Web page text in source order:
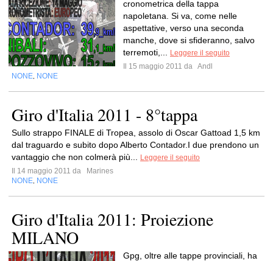
cronometrica della tappa
napoletana. Si va, come nelle
aspettative, verso una seconda
manche, dove si sfideranno, salvo
terremoti,...
Leggere il seguito
Il 15 maggio 2011 da Andl
NONE NONE
Giro d'Italia 2011 - 8°tappa
Sullo strappo FINALE di Tropea, assolo di Oscar Gattoad 1,5 km
dal traguardo e subito dopo Alberto Contador.I due prendono un
vantaggio che non colmerà più...
Leggere il seguito
Il 14 maggio 2011 da
Marines
NONE NONE
Giro d'Italia 2011: Proiezione
MILANO
Gpg, oltre alle tappe provinciali, ha